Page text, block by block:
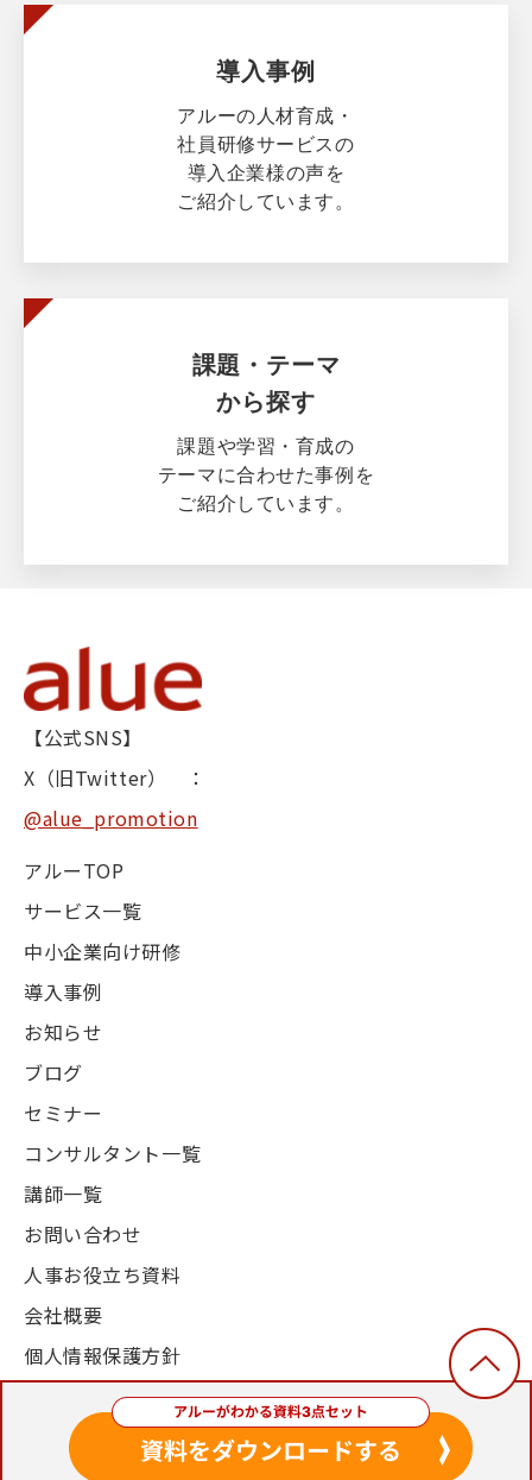
導入事例
アルーの人材育成・
社員研修サービスの
導入企業様の声を
ご紹介しています。
課題・テーマ
から探す
課題や学習・育成の
テーマに合わせた事例を
ご紹介しています。
【公式SNS】
X（旧Twitter） ：
@alue_promotion
アルーTOP
サービス一覧
中小企業向け研修
導入事例
お知らせ
ブログ
セミナー
コンサルタント一覧
講師一覧
お問い合わせ
人事お役立ち資料
会社概要
個人情報保護方針
© 2003-2024, Alue Co., Ltd. All Rights Reserved.